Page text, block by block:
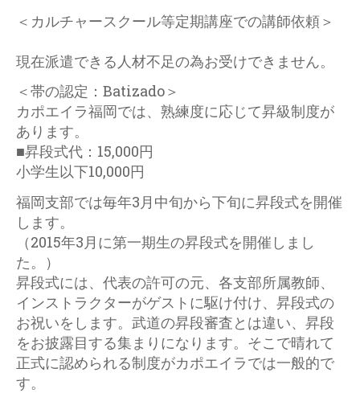
＜カルチャースクール等定期講座での講師依頼＞
現在派遣できる人材不足の為お受けできません。
＜帯の認定：Batizado＞
カポエイラ福岡では、熟練度に応じて昇級制度が
あります。
■昇段式代：15,000円
小学生以下10,000円
福岡支部では毎年3月中旬から下旬に昇段式を開催
します。
（2015年3月に第一期生の昇段式を開催しまし
た。）
昇段式には、代表の許可の元、各支部所属教師、
インストラクターがゲストに駆け付け、昇段式の
お祝いをします。武道の昇段審査とは違い、昇段
をお披露目する集まりになります。そこで晴れて
正式に認められる制度がカポエイラでは一般的で
す。